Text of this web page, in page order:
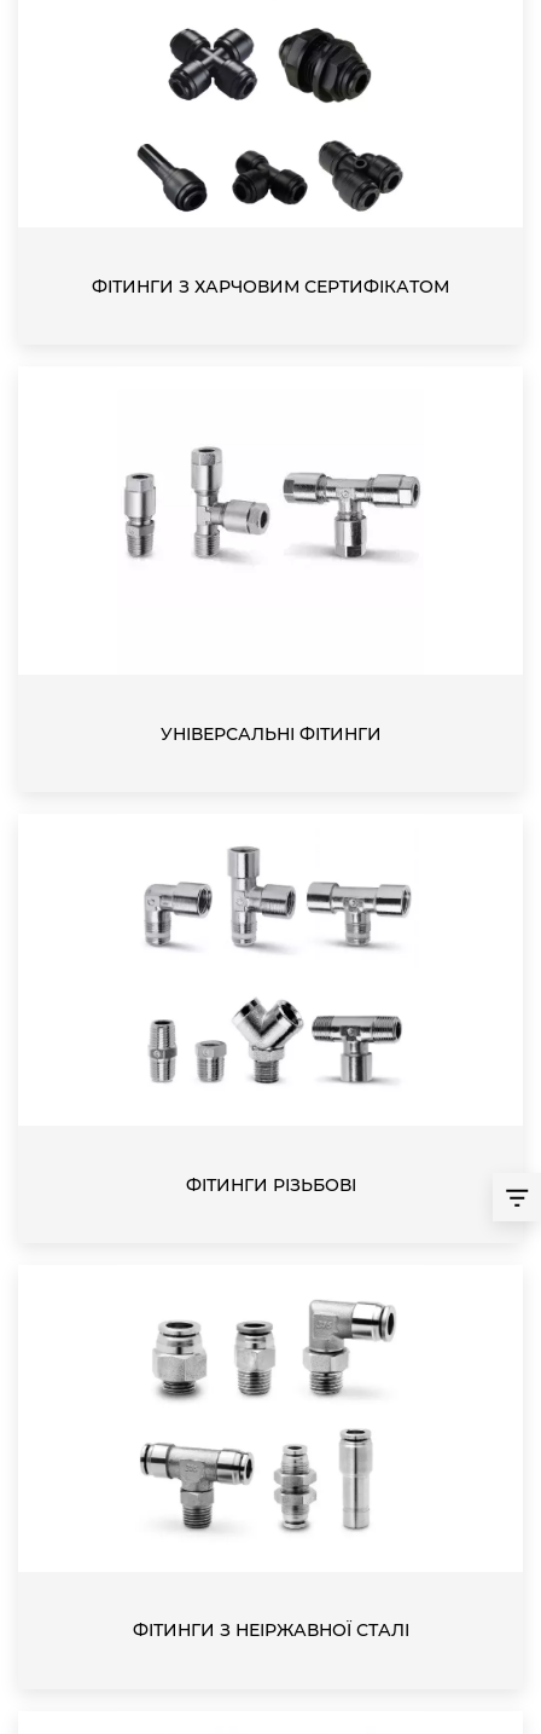
ФІТИНГИ З ХАРЧОВИМ СЕРТИФІКАТОМ
УНІВЕРСАЛЬНІ ФІТИНГИ
ФІТИНГИ РІЗЬБОВІ
ФІТИНГИ З НЕІРЖАВНОЇ СТАЛІ